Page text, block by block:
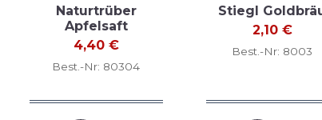
Naturtrüber
Apfelsaft
4,40 €
Best.-Nr: 80304
Stiegl
2,10 €
Best.-Nr: 8003